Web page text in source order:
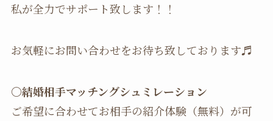
私が全力でサポート致します！！
お気軽にお問い合わせをお待ち致しております♬
〇結婚相手マッチングシュミレーション
ご希望に合わせてお相手の紹介体験（無料）が可